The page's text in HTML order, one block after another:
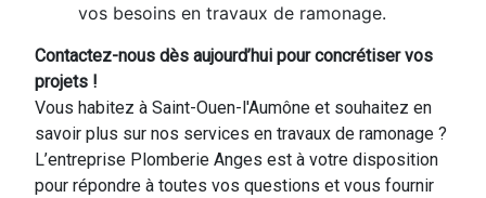
vos besoins en travaux de ramonage.
Contactez-nous dès aujourd’hui pour concrétiser vos
projets !
Vous habitez à Saint-Ouen-l'Aumône et souhaitez en
savoir plus sur nos services en travaux de ramonage ?
L’entreprise Plomberie Anges est à votre disposition
pour répondre à toutes vos questions et vous fournir